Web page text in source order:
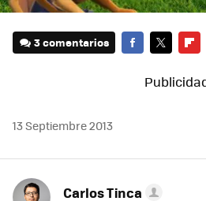
3 comentarios
13 Septiembre 2013
Carlos Tinca